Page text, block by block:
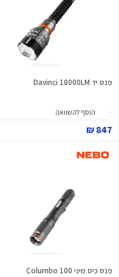
פנס יד Davinci 18000LM
הוסף להשוואה
847 ₪
פנס כיס מיני Columbo 100